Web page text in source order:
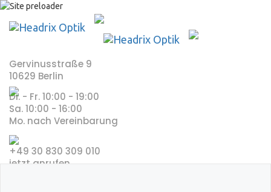
Skip
content
Gervinusstraße 9
10629 Berlin
Di. - Fr. 10:00 - 19:00
Sa. 10:00 - 16:00
Mo. nach Vereinbarung
+49 30 830 309 010
jetzt anrufen